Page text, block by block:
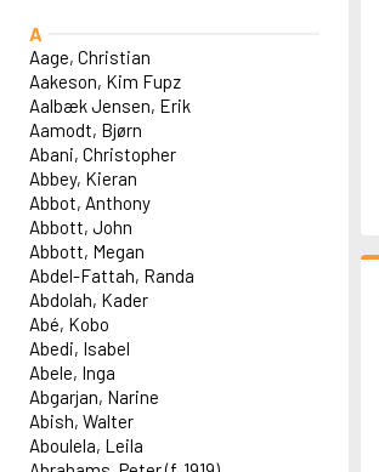
A
Aage, Christian
Aakeson, Kim Fupz
Aalbæk Jensen, Erik
Aamodt, Bjørn
Abani, Christopher
Abbey, Kieran
Abbot, Anthony
Abbott, John
Abbott, Megan
Abdel-Fattah, Randa
Abdolah, Kader
Abé, Kobo
Abedi, Isabel
Abele, Inga
Abgarjan, Narine
Abish, Walter
Aboulela, Leila